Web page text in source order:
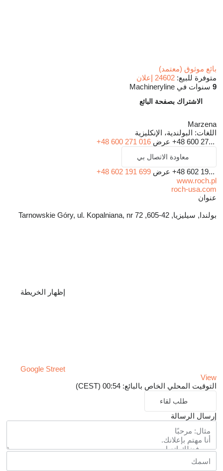
بائع موثوق (معتمد)
متوفرة للبيع: 24602 إعلان
9 سنوات في Machineryline
الاشتراك بصفحة البائع
Marzena
اللغات: البولندية، الإنكليزية
+48 600 27... عرض +48 600 271 016
معاودة الاتصال بي
+48 602 19... عرض +48 602 191 699
www.roch.pl
roch-usa.com
عنوان
بولندا, سيليزيا, 42-605, Tarnowskie Góry, ul. Kopalniana, nr 72
إظهار الخريطة
Google Street
View
التوقيت المحلي الخاص بالبائع: 00:54 (CEST)
طلب لقاء
إرسال الرسالة